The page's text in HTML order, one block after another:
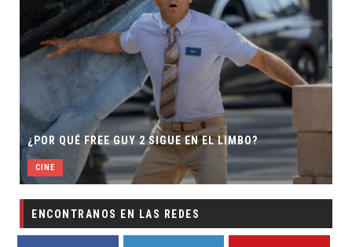
¿POR QUÉ FREE GUY 2 SIGUE EN EL LIMBO?
CINE
ENCONTRANOS EN LAS REDES